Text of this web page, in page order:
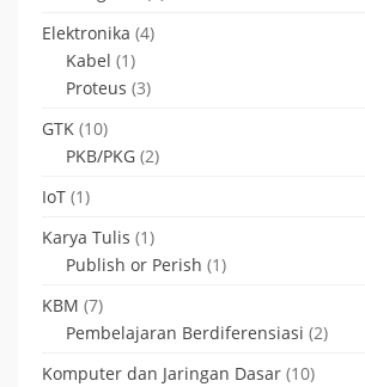
Elektronika (4)
Kabel (1)
Proteus (3)
GTK (10)
PKB/PKG (2)
IoT (1)
Karya Tulis (1)
Publish or Perish (1)
KBM (7)
Pembelajaran Berdiferensiasi (2)
Komputer dan Jaringan Dasar (10)